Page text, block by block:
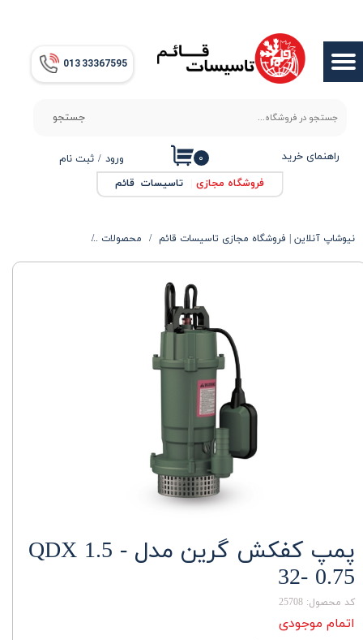
013​​​​​​​ 33367595
جستجو
ورود / ثبت نام
حساب کاربری من
تغییر گذر واژه
سفارشات
خروج از حساب کاربری
راهنمای خرید ۰
فروشگاه مجازی تاسیسات قائم
نیوشاپ آنلاین | فروشگاه مجازی تاسیسات قائم محصولات
پمپ کفکش گرین مدل QDX 1.5 -
32- 0.75
کد محصول: 25708
اتمام موجودی